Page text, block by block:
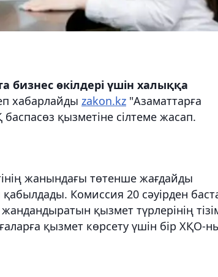
бизнес өкілдері үшін халыққа
хабарлайды zakon.kz "Азаматтарға
қызметіне сілтеме жасап.
жанындағы төтенше жағдайды
Комиссия 20 сәуірден
қызмет түрлерінің
қызмет көрсету үшін бір ХҚО-